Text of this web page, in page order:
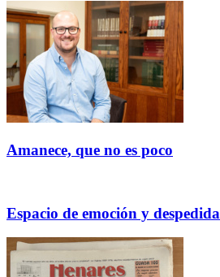
Amanece, que no es poco
Espacio de emoción y despedida